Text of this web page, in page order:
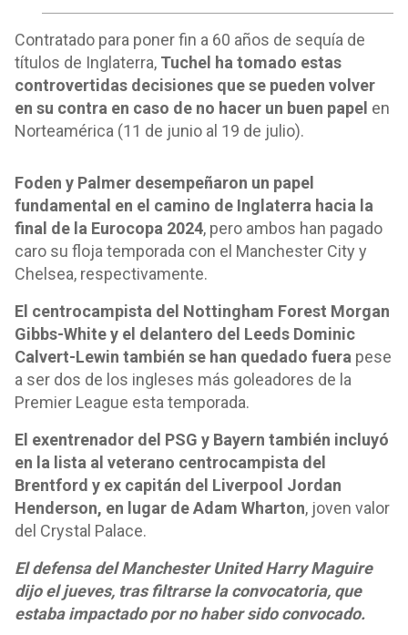
Contratado para poner fin a 60 años de sequía de
títulos de Inglaterra, Tuchel ha tomado estas
controvertidas decisiones que se pueden volver
en su contra en caso de no hacer un buen papel en
Norteamérica (11 de junio al 19 de julio).
Foden y Palmer desempeñaron un papel
fundamental en el camino de Inglaterra hacia la
final de la Eurocopa 2024, pero ambos han pagado
caro su floja temporada con el Manchester City y
Chelsea, respectivamente.
El centrocampista del Nottingham Forest Morgan
Gibbs-White y el delantero del Leeds Dominic
Calvert-Lewin también se han quedado fuera pese
a ser dos de los ingleses más goleadores de la
Premier League esta temporada.
El exentrenador del PSG y Bayern también incluyó
en la lista al veterano centrocampista del
Brentford y ex capitán del Liverpool Jordan
Henderson, en lugar de Adam Wharton, joven valor
del Crystal Palace.
El defensa del Manchester United Harry Maguire
dijo el jueves, tras filtrarse la convocatoria, que
estaba impactado por no haber sido convocado.